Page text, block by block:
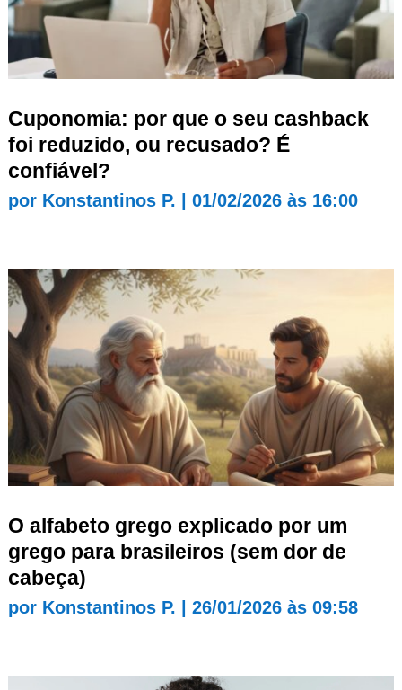
Cuponomia: por que o seu cashback
foi reduzido, ou recusado? É
confiável?
por Konstantinos P. 01/02/2026 às 16:00
O alfabeto grego explicado por um
grego para brasileiros (sem dor de
cabeça)
por Konstantinos P. 26/01/2026 às 09:58